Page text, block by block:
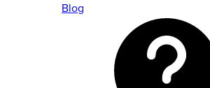
Blog